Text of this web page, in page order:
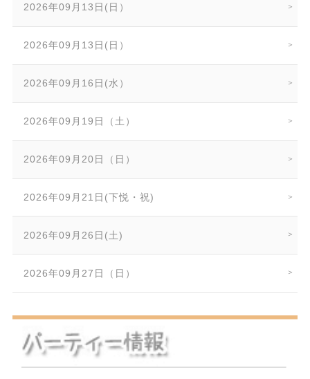
2026年09月13日(日）
2026年09月13日(日）
2026年09月16日(水）
2026年09月19日（土）
2026年09月20日（日）
2026年09月21日(下悦・祝)
2026年09月26日(土)
2026年09月27日（日）